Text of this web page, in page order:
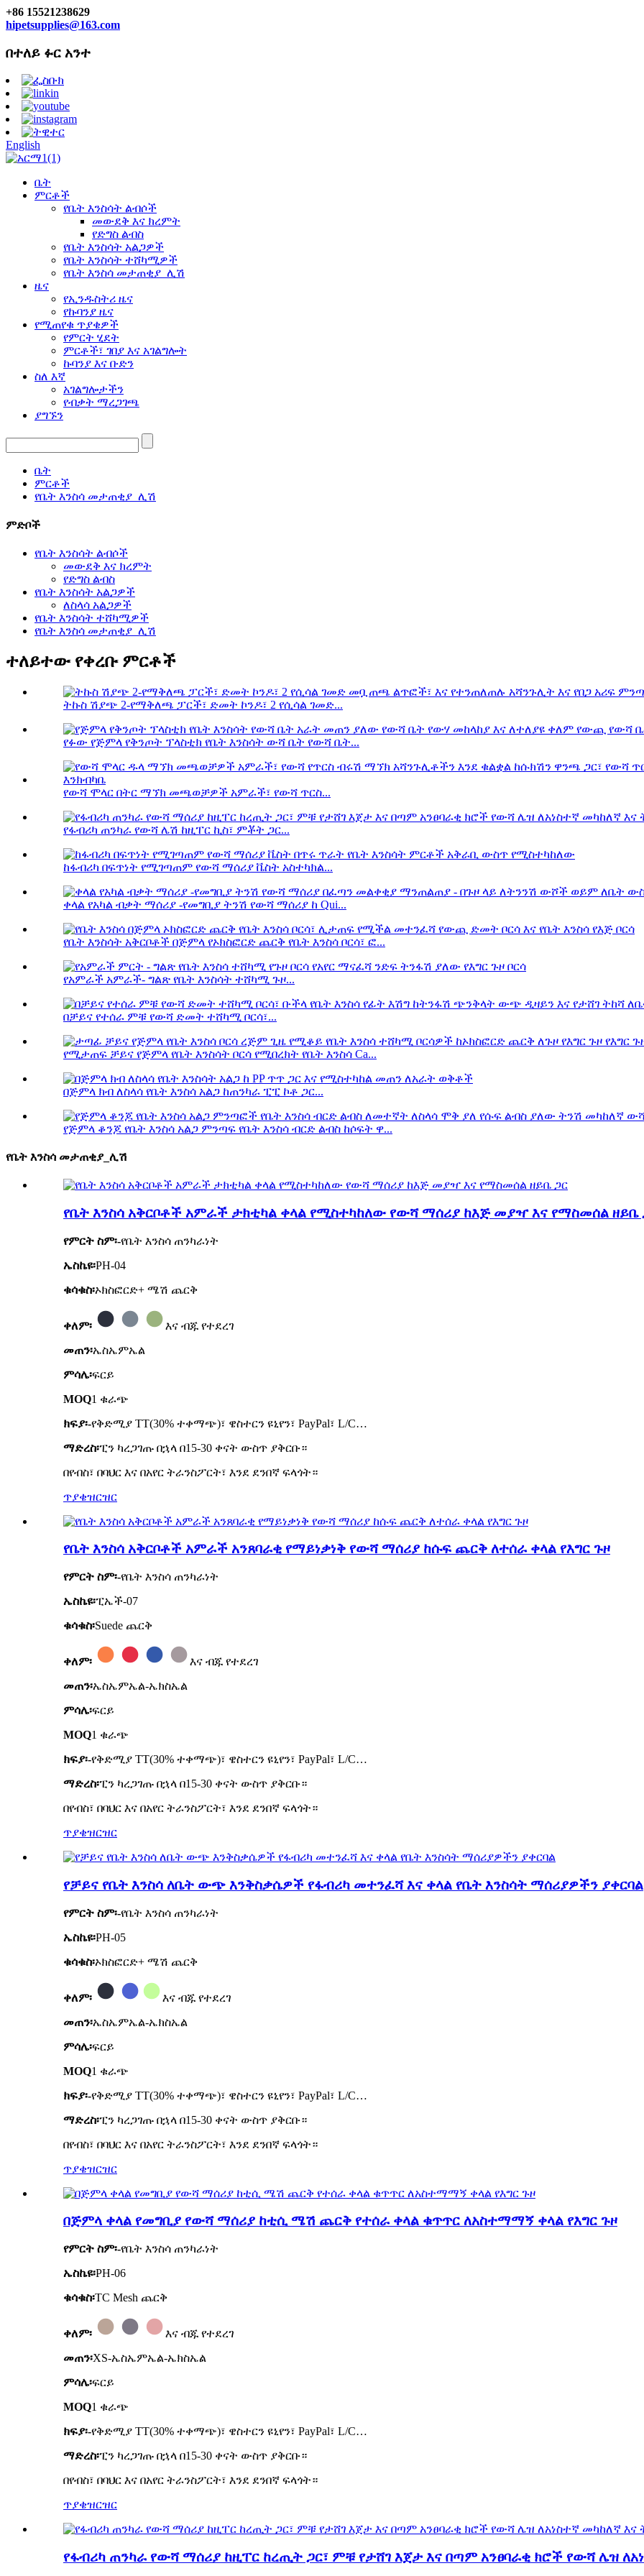
+86 15521238629
hipetsupplies@163.com
በተለይ ፉር አንተ
English
ቤት
ምርቶች
የቤት እንስሳት ልብሶች
መውደቅ እና ክረምት
የድግስ ልብስ
የቤት እንስሳት አልጋዎች
የቤት እንስሳት ተሸካሚዎች
የቤት እንስሳ መታጠቂያ_ሊሽ
ዜና
የኢንዱስትሪ ዜና
የኩባንያ ዜና
የሚጠየቁ ጥያቄዎች
የምርት ሂደት
ምርቶች፣ ገበያ እና አገልግሎት
ኩባንያ እና ቡድን
ስለ እኛ
አገልግሎታችን
የብቃት ማረጋገጫ
ያግኙን
ቤት
ምርቶች
የቤት እንስሳ መታጠቂያ_ሊሽ
ምድቦች
የቤት እንስሳት ልብሶች
መውደቅ እና ክረምት
የድግስ ልብስ
የቤት እንስሳት አልጋዎች
ለስላሳ አልጋዎች
የቤት እንስሳት ተሸካሚዎች
የቤት እንስሳ መታጠቂያ_ሊሽ
ተለይተው የቀረቡ ምርቶች
ትኩስ ሽያጭ 2-የማቅለጫ ፓርች፣ ድመት ኮንዶ፣ 2 የሲሳል ገመድ...
የፉው የጅምላ የቅንጦት ፕላስቲክ የቤት እንስሳት ውሻ ቤት የውሻ ቤት...
የውሻ ሞላር በትር ማኘክ መጫወቻዎች አምራች፣ የውሻ ጥርስ...
የፋብሪካ ጠንካራ የውሻ ሌሽ ከዚፐር ኪስ፣ ምቾት ጋር...
ከፋብሪካ በፍጥነት የሚገጣጠም የውሻ ማሰሪያ ቬስት አስተካክል...
ቀላል የአካል ብቃት ማሰሪያ -የመግቢያ ትንሽ የውሻ ማሰሪያ ከ Qui...
የቤት እንስሳት አቅርቦቶች በጅምላ የኦክስፎርድ ጨርቅ የቤት እንስሳ ቦርሳ፣ ፎ...
የአምራች አምራች- ግልጽ የቤት እንስሳት ተሸካሚ ጉዞ...
በቻይና የተሰራ ምቹ የውሻ ድመት ተሸካሚ ቦርሳ፣...
የሚታጠፍ ቻይና የጅምላ የቤት እንስሳት ቦርሳ የሚበረክት የቤት እንስሳ Ca...
በጅምላ ክብ ለስላሳ የቤት እንስሳ አልጋ ከጠንካራ ፒፒ ኮቶ ጋር...
የጅምላ ቆንጆ የቤት እንስሳ አልጋ ምንጣፍ የቤት እንስሳ ብርድ ልብስ ከሶፍት ዋ...
የቤት እንስሳ መታጠቂያ_ሊሽ
የቤት እንስሳ አቅርቦቶች አምራች ታክቲካል ቀላል የሚስተካከለው የውሻ ማሰሪያ ከእጅ መያዣ እና የማስመሰል ዘይቤ
የምርት ስም፡-የቤት እንስሳ ጠንካራነት
ኤስኬዩ፡PH-04
ቁሳቁስ፡ኦክስፎርድ+ ሜሽ ጨርቅ
ቀለም፡
እና ብጁ የተደረገ
መጠን፡ኤስኤምኤል
ምሳሌ፡ፍርይ
MOQ1 ቁራጭ
ክፍያ፡-የቅድሚያ TT(30% ተቀማጭ)፣ ዌስተርን ዩኒየን፣ PayPal፣ L/C…
ማድረስ፡ፒን ካረጋገጡ በኋላ በ15-30 ቀናት ውስጥ ያቅርቡ።
በየብስ፣ በባህር እና በአየር ትራንስፖርት፣ እንደ ደንበኛ ፍላጎት።
ጥያቄዝርዝር
የቤት እንስሳ አቅርቦቶች አምራች አንጸባራቂ የማይነቃነቅ የውሻ ማሰሪያ ከሱፍ ጨርቅ ለተሰራ ቀላል የእግር ጉዞ
የምርት ስም፡-የቤት እንስሳ ጠንካራነት
ኤስኬዩ፡ፒኤች-07
ቁሳቁስ፡Suede ጨርቅ
ቀለም፡
እና ብጁ የተደረገ
መጠን፡ኤስኤምኤል-ኤክስኤል
ምሳሌ፡ፍርይ
MOQ1 ቁራጭ
ክፍያ፡-የቅድሚያ TT(30% ተቀማጭ)፣ ዌስተርን ዩኒየን፣ PayPal፣ L/C…
ማድረስ፡ፒን ካረጋገጡ በኋላ በ15-30 ቀናት ውስጥ ያቅርቡ።
በየብስ፣ በባህር እና በአየር ትራንስፖርት፣ እንደ ደንበኛ ፍላጎት።
ጥያቄዝርዝር
የቻይና የቤት እንስሳ ለቤት ውጭ እንቅስቃሴዎች የፋብሪካ መተንፈሻ እና ቀላል የቤት እንስሳት ማሰሪያዎችን ያቀርባል
የምርት ስም፡-የቤት እንስሳ ጠንካራነት
ኤስኬዩ፡PH-05
ቁሳቁስ፡ኦክስፎርድ+ ሜሽ ጨርቅ
ቀለም፡
እና ብጁ የተደረገ
መጠን፡ኤስኤምኤል-ኤክስኤል
ምሳሌ፡ፍርይ
MOQ1 ቁራጭ
ክፍያ፡-የቅድሚያ TT(30% ተቀማጭ)፣ ዌስተርን ዩኒየን፣ PayPal፣ L/C…
ማድረስ፡ፒን ካረጋገጡ በኋላ በ15-30 ቀናት ውስጥ ያቅርቡ።
በየብስ፣ በባህር እና በአየር ትራንስፖርት፣ እንደ ደንበኛ ፍላጎት።
ጥያቄዝርዝር
በጅምላ ቀላል የመግቢያ የውሻ ማሰሪያ ከቲሲ ሜሽ ጨርቅ የተሰራ ቀላል ቁጥጥር ለአስተማማኝ ቀላል የእግር ጉዞ
የምርት ስም፡-የቤት እንስሳ ጠንካራነት
ኤስኬዩ፡PH-06
ቁሳቁስ፡TC Mesh ጨርቅ
ቀለም፡
እና ብጁ የተደረገ
መጠን፡XS-ኤስኤምኤል-ኤክስኤል
ምሳሌ፡ፍርይ
MOQ1 ቁራጭ
ክፍያ፡-የቅድሚያ TT(30% ተቀማጭ)፣ ዌስተርን ዩኒየን፣ PayPal፣ L/C…
ማድረስ፡ፒን ካረጋገጡ በኋላ በ15-30 ቀናት ውስጥ ያቅርቡ።
በየብስ፣ በባህር እና በአየር ትራንስፖርት፣ እንደ ደንበኛ ፍላጎት።
ጥያቄዝርዝር
የፋብሪካ ጠንካራ የውሻ ማሰሪያ ከዚፐር ከረጢት ጋር፣ ምቹ የታሸገ እጀታ እና በጣም አንፀባራቂ ክሮች የውሻ ሌዝ